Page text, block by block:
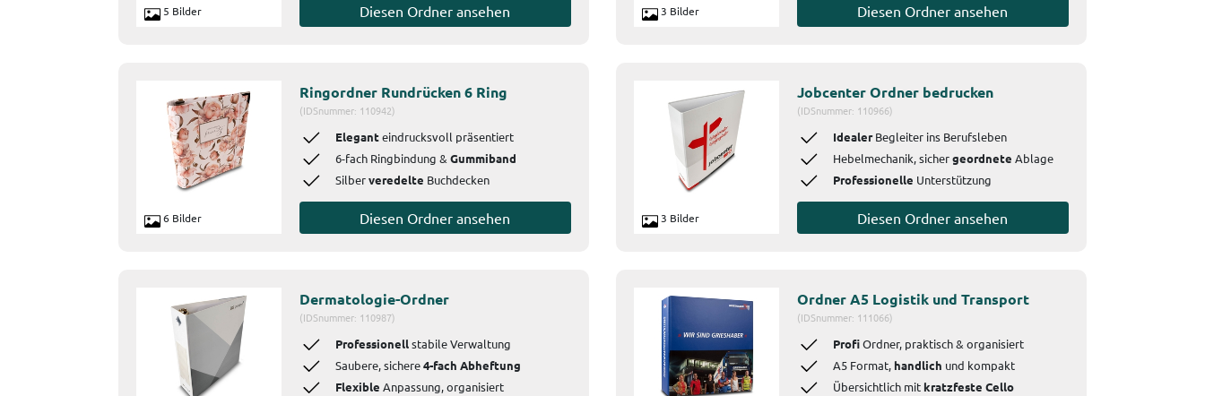
5 Bilder Diesen Ordner ansehen 3 Bilder Diesen Ordner ansehen
6 Bilder
Ringordner Rundrücken 6 Ring
(IDSnummer: 110942)
Eleganteindrucksvoll präsentiert
6-fach Ringbindung & Gummiband
Silberveredelte Buchdecken
Diesen Ordner ansehen 3 Bilder
Jobcenter Ordner bedrucken
(IDSnummer: 110966)
IdealerBegleiter ins Berufsleben
Hebelmechanik, sichergeordnete Ablage
Professionelle Unterstützung
Diesen Ordner ansehen
Dermatologie-Ordner
(IDSnummer: 110987)
Professionellstabile Verwaltung
Saubere, sichere4-fach Abheftung
Flexible Anpassung, organisiert
Ordner A5 Logistik und Transport
(IDSnummer: 111066)
ProfiOrdner, praktisch & organisiert
A5 Format,handlich und kompakt
Übersichtlich mitkratzfeste Cello